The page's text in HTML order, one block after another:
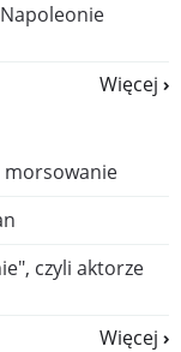
Więcej
morsowanie
czyli aktorze
Więcej